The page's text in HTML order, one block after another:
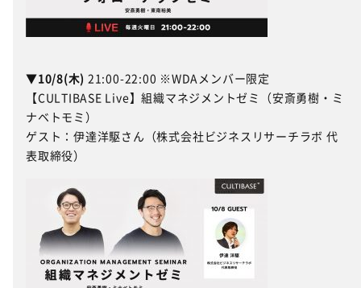
▼10/8(木) 21:00-22:00 ※WDAメンバー限定
【CULTIBASE Live】組織マネジメントゼミ（安斎勇樹・ミ
ナベトモミ）
ゲスト：伊達洋駆さん（株式会社ビジネスリサーチラボ 代
表取締役）